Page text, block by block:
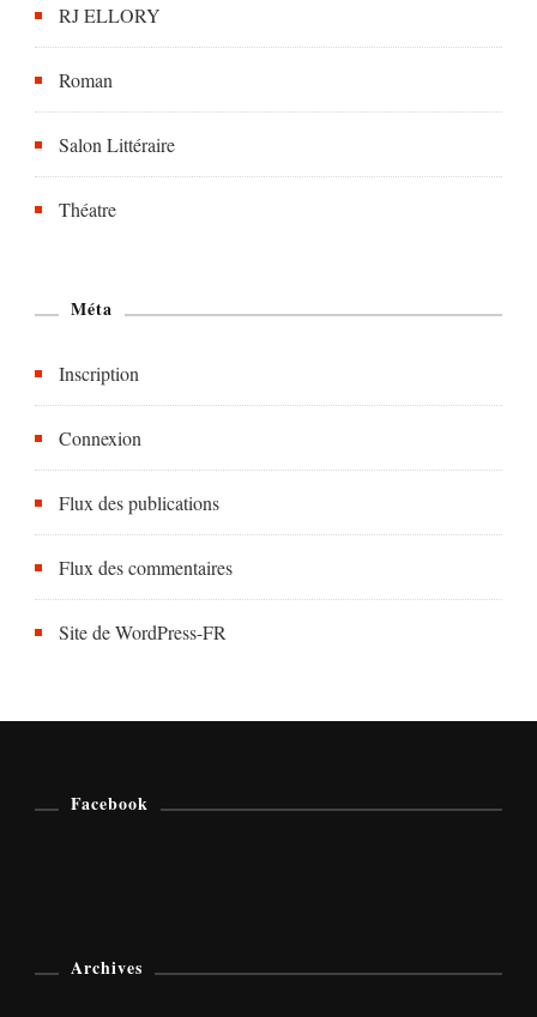
RJ ELLORY
Roman
Salon Littéraire
Théatre
Méta
Inscription
Connexion
Flux des publications
Flux des commentaires
Site de WordPress-FR
Facebook
Archives